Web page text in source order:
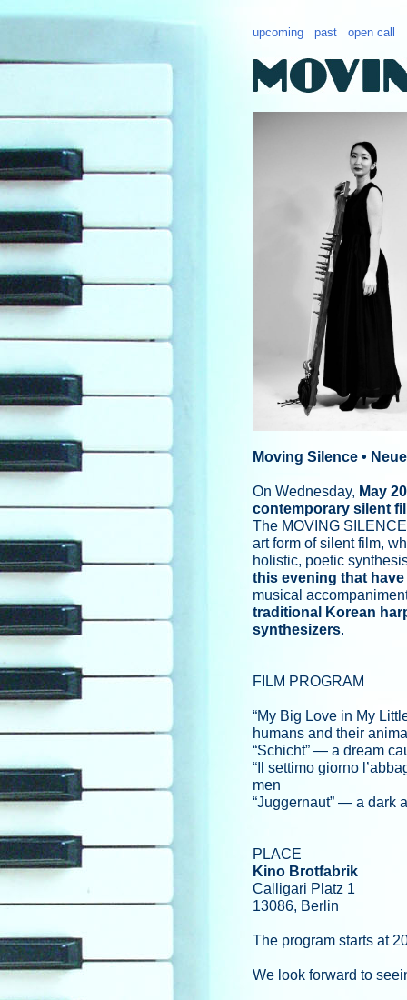
upcoming past open call
Moving Silence •
On Wednesday, May 20
contemporary silent
The MOVING
art form of silent film,
holistic, poetic
this evening that
musical
traditional Korean
synthesizers.
FILM PROGRAM
“My Big Love in My
humans and their
“Schicht” — a dream
“Il settimo giorno
men
“Juggernaut” — a dark
PLACE
Kino Brotfabrik
Calligari Platz 1
13086, Berlin
The program starts at
We look forward to